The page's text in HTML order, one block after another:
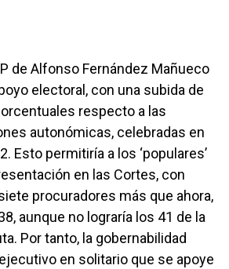
de Alfonso Fernández Mañueco
electoral, con una subida de
respecto a las
autonómicas, celebradas en
Esto permitiría a los ‘populares’
en las Cortes, con
procuradores más que ahora,
aunque no lograría los 41 de la
Por tanto, la gobernabilidad
en solitario que se apoye